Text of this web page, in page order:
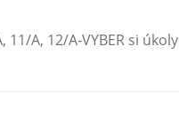
A, 12/A-VYBER si úkoly